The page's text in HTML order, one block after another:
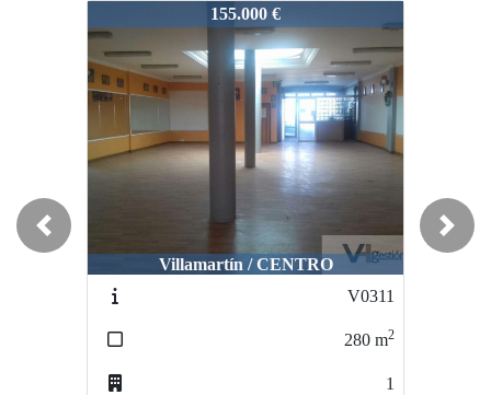
VFCSSANROQUE
155.000 €
Villamartín / CENTRO
V0311
280 m2
1
VFCSSANROQUE
Villamartín / Avenida
Previous Next